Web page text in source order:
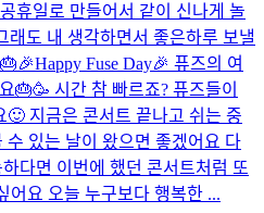
휴일로 만들어서 같이 신나게 놀
도 내 생각하면서 좋은하루 보낼
🎉Happy Fuse Day🎉 퓨즈의 여
🎂🥳 시간 참 빠르죠? 퓨즈들이
🙂 지금은 콘서트 끝나고 쉬는 중
수 있는 날이 왔으면 좋겠어요 다
다면 이번에 했던 콘서트처럼 또
어요 오늘 누구보다 행복한 ...